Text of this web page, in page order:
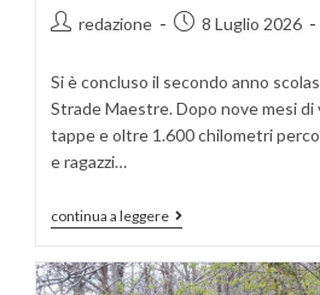
redazione 8 Luglio 2026
Si è concluso il secondo anno
Strade Maestre. Dopo nove mesi di
tappe e oltre 1.600 chilometri
e ragazzi…
continua a leggere